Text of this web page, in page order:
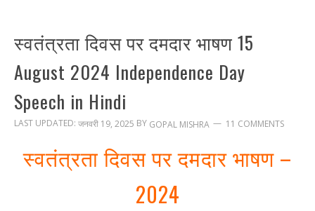
स्वतंत्रता दिवस पर दमदार भाषण 15
August 2024 Independence Day
Speech in Hindi
LAST UPDATED: जनवरी 19, 2025 BY GOPAL MISHRA 11 COMMENTS
स्वतंत्रता दिवस पर दमदार भाषण –
2024